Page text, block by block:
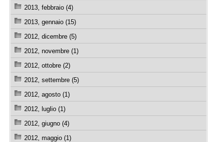
2013, febbraio (4)
2013, gennaio (15)
2012, dicembre (5)
2012, novembre (1)
2012, ottobre (2)
2012, settembre (5)
2012, agosto (1)
2012, luglio (1)
2012, giugno (4)
2012, maggio (1)